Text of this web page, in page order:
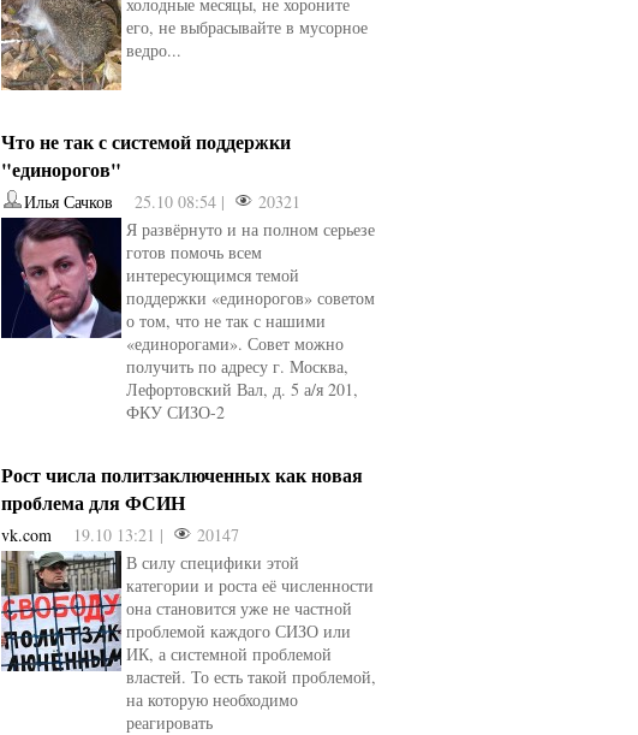
его, не выбрасывайте в мусорное
ведро...
Что не так с системой поддержки
"единорогов"
Илья Сачков 25.10 08:54 |
20321
Я развёрнуто и на полном серьезе
готов помочь всем
интересующимся темой
поддержки «единорогов» советом
о том, что не так с нашими
«единорогами». Совет можно
получить по адресу г. Москва,
Лефортовский Вал, д. 5 а/я 201,
ФКУ СИЗО-2
Рост числа политзаключенных как новая
проблема для ФСИН
vk.com 19.10 13:21 |
20147
В силу специфики этой
категории и роста её численности
она становится уже не частной
проблемой каждого СИЗО или
ИК, а системной проблемой
властей. То есть такой проблемой,
на которую необходимо
реагировать